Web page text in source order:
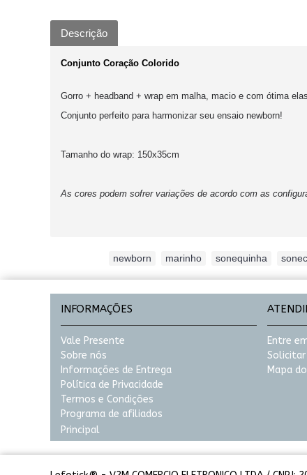
Descrição
Conjunto Coração Colorido
Gorro + headband + wrap em malha, macio e com ótima
Conjunto perfeito para harmonizar seu ensaio newborn!
Tamanho do wrap: 150x35cm
As cores podem sofrer variações de acordo com as
newborn marinho sonequinha
INFORMAÇÕES
Vale Presente
Sobre nós
Informações de Entrega
Política de Privacidade
Termos e Condições
Programa de afiliados
Principal
Entre
Mapa